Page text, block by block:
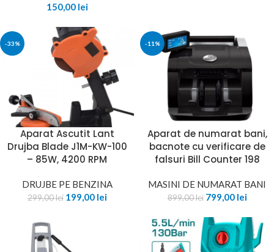
150,00 lei
-33%
Aparat Ascutit Lant
Drujba Blade J1M-KW-100
– 85W, 4200 RPM
DRUJBE PE BENZINA
299,00lei 199,00 lei
-11%
Aparat de numarat bani,
bacnote cu verificare de
falsuri Bill Counter 198
MASINI DE NUMARAT BANI
899,00lei 799,00 lei